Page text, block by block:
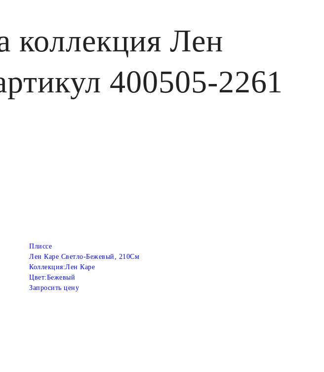
коллекция Лен
400505-2261
Плиссе
Лен Каре Светло-Бежевый, 210См
Коллекция:Лен Каре
Цвет:Бежевый
Запросить цену